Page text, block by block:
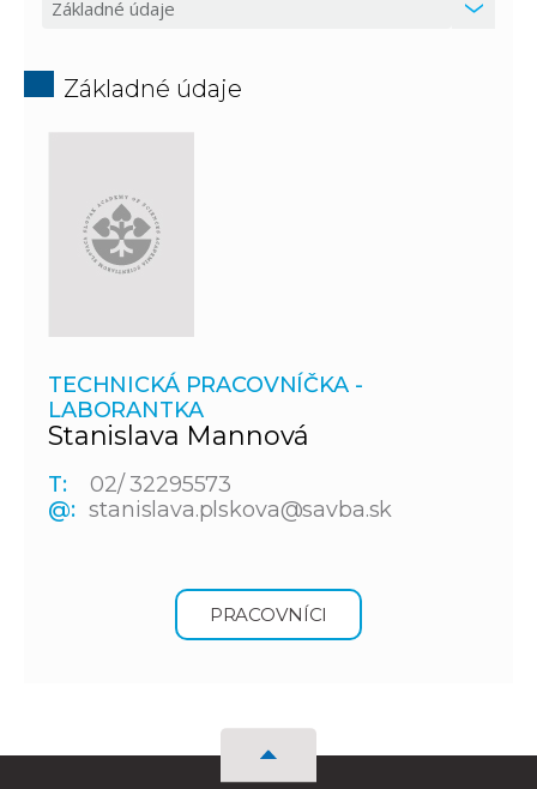
Základné údaje
TECHNICKÁ PRACOVNÍČKA -
LABORANTKA
Stanislava Mannová
T:
02/ 32295573
@: stanislava.plskova@savba.sk
PRACOVNÍCI